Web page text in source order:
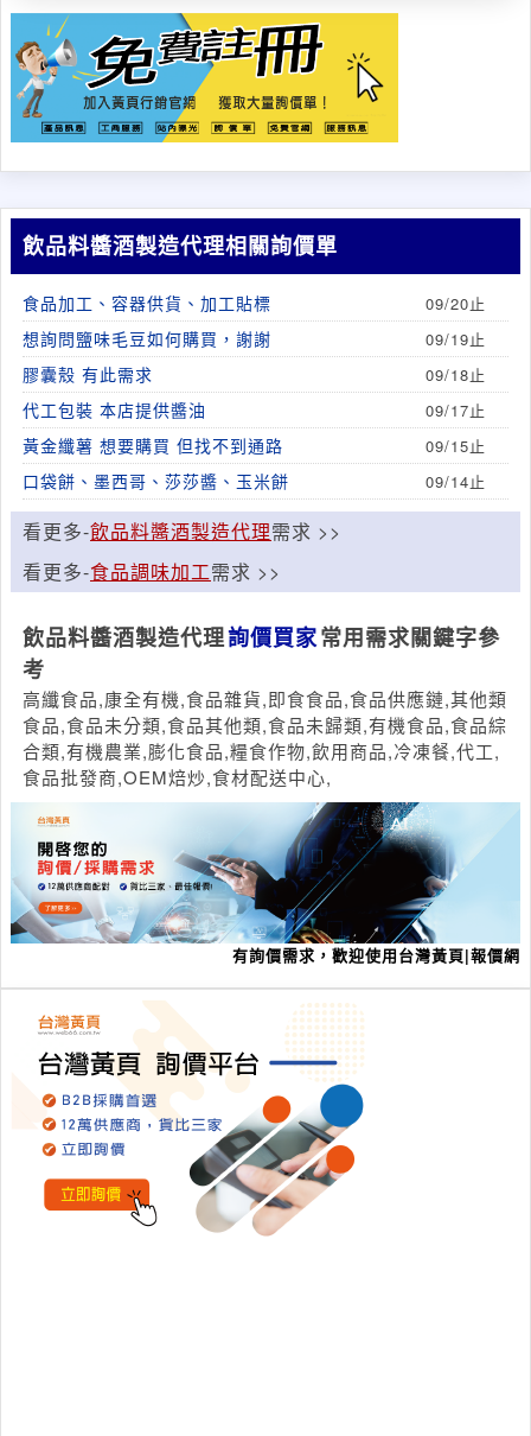
飲品料醬酒製造代理相關詢價單
食品加工、容器供貨、加工貼標 09/20止
想詢問鹽味毛豆如何購買，謝謝 09/19止
膠囊殼 有此需求 09/18止
代工包裝 本店提供醬油 09/17止
黃金纖薯 想要購買 但找不到通路 09/15止
口袋餅、墨西哥、莎莎醬、玉米餅 09/14止
看更多-飲品料醬酒製造代理需求 >>
看更多-食品調味加工需求 >>
飲品料醬酒製造代理詢價買家常用需求關鍵字參
考
高纖食品,康全有機,食品雜貨,即食食品,食品供應鏈,其他類
食品,食品未分類,食品其他類,食品未歸類,有機食品,食品綜
合類,有機農業,膨化食品,糧食作物,飲用商品,冷凍餐,代工,
食品批發商,OEM焙炒,食材配送中心,
有詢價需求，歡迎使用台灣黃頁|報價網